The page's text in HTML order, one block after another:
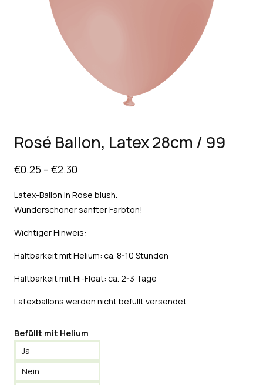
Rosé Ballon, Latex 28cm / 99
€0.25 – €2.30
Latex-Ballon in Rose blush.
Wunderschöner sanfter Farbton!
Wichtiger Hinweis:
Haltbarkeit mit Helium: ca. 8-10 Stunden
Haltbarkeit mit Hi-Float: ca. 2-3 Tage
Latexballons werden nicht befüllt versendet
Befüllt mit Helium
Ja
Nein